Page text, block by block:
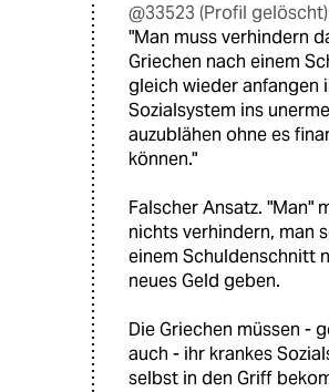
@33523 (Profil
"Man muss verhindern
Griechen nach einem
gleich wieder anfangen
Sozialsystem ins
auzublähen ohne es
können."
Falscher Ansatz. "Man"
nichts verhindern, man
einem Schuldenschnitt
neues Geld geben.
Die Griechen müssen -
auch - ihr krankes
selbst in den Griff